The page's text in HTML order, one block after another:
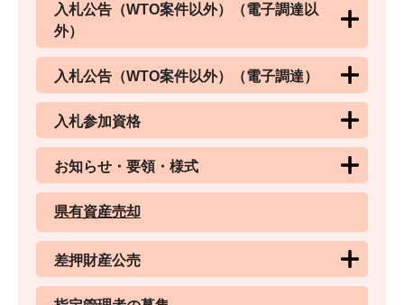
入札公告（WTO案件以外）（電子調達以
外）
入札公告（WTO案件以外）（電子調達）
入札参加資格
お知らせ・要領・様式
県有資産売却
差押財産公売